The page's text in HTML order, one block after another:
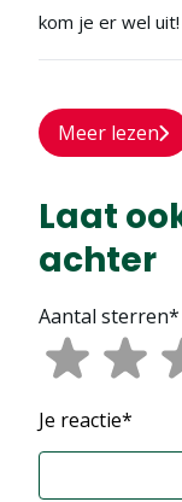
kom je er wel uit!
Meer lezen
Laat
achter
Aantal sterren*
Je reactie*